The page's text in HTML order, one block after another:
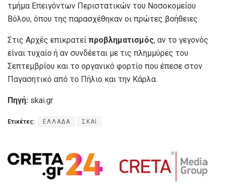
τμήμα Επειγόντων Περιστατικών του Νοσοκομείου
Βόλου, όπου της παρασχέθηκαν οι πρώτες βοήθειες.
Στις Αρχές επικρατεί προβληματισμός, αν το γεγονός
είναι τυχαίο ή αν συνδέεται με τις πλημμύρες του
Σεπτεμβρίου και το οργανικό φορτίο που έπεσε στον
Παγασητικό από το Πήλιο και την Κάρλα.
Πηγή: skai.gr
Ετικέτες: ΕΛΛΑΔΑ ΣΚΑΙ